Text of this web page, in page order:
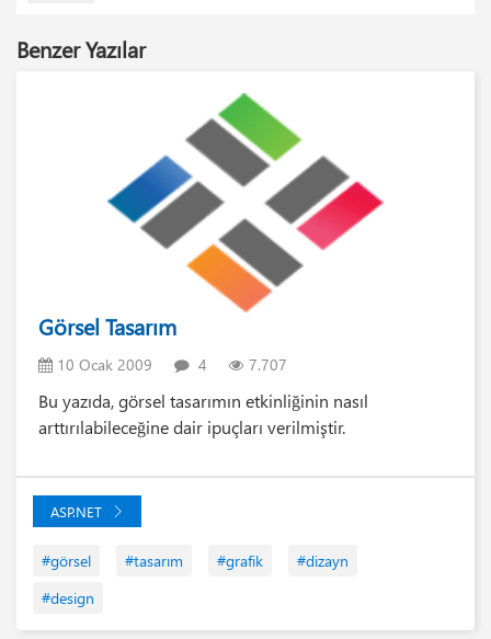
Benzer Yazılar
Görsel Tasarım
10 Ocak 2009 4 7.707
Bu yazıda, görsel tasarımın etkinliğinin nasıl
arttırılabileceğine dair ipuçları verilmiştir.
ASP.NET
#görsel #tasarım #grafik
#dizayn
#design